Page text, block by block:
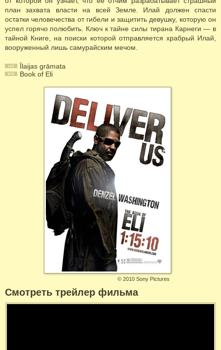
план захвата власти на всей Земле. Илай должен спасти
остатки человечества от гибели и защитить девушку, которую он
успел горячо полюбить. Ключ к тайне силы тирана Карнеги — в
тайной Книге, на поиски которой отправляется храбрый Илай,
вооруженный лишь самурайским мечом.
Īlaijas grāmata
Book of Eli
© 2010 Sony Pictures
Смотреть трейлер фильма